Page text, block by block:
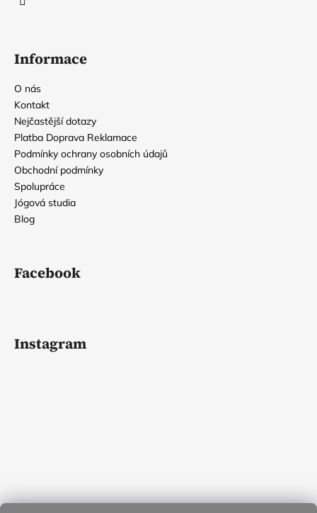
Informace
O nás
Kontakt
Nejčastější dotazy
Platba Doprava Reklamace
Podmínky ochrany osobních údajů
Obchodní podmínky
Spolupráce
Jógová studia
Blog
Facebook
Instagram